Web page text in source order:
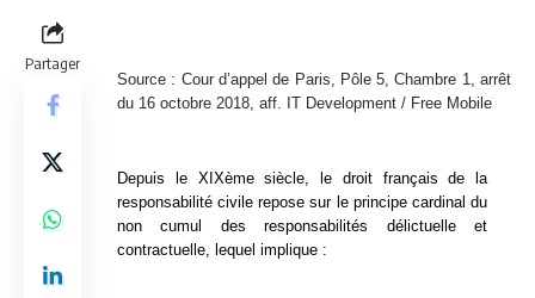
Partager
Source : Cour d’appel de Paris, Pôle 5, Chambre 1, arrêt
du 16 octobre 2018, aff. IT Development / Free Mobile
Depuis le XIXème siècle, le droit français de la
responsabilité civile repose sur le principe cardinal du
non cumul des responsabilités délictuelle et
contractuelle, lequel implique :